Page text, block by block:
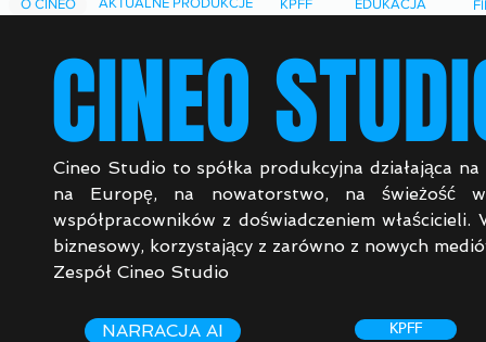
O CINEO KPFF EDUKACJA
Cineo Studio to spółka produkcyjna działająca
na Europę, na nowatorstwo, na
współpracowników z doświadczeniem właścicieli.
biznesowy, korzystający z zarówno z nowych
Zespół Cineo Studio
CINEO
NARRACJA AI KPFF